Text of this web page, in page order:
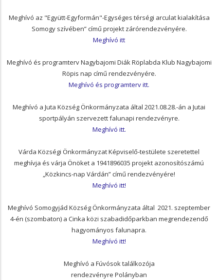
Meghívó az "Együtt-Egyformán"-Egységes térségi arculat kialakítása
Somogy szívében” című projekt zárórendezvényére.
Meghívó itt
Meghívó és programterv Nagybajomi Diák Röplabda Klub Nagybajomi
Röpis nap című rendezvényére.
Meghívó és programterv itt.
Meghívó a Juta Község Önkormányzata által 2021.08.28.-án a Jutai
sportpályán szervezett falunapi rendezvényre.
Meghívó itt.
Várda Községi Önkormányzat Képviselő-testülete szeretettel
meghívja és várja Önöket a 1941896035 projekt azonosítószámú
„Közkincs-nap Várdán” című rendezvényére!
Meghívó itt!
Meghívó Somogyjád Község Önkormányzata által 2021. szeptember
4-én (szombaton) a Cinka közi szabadidőparkban megrendezendő
hagyományos falunapra.
Meghívó itt!
Meghívó a Fúvósok találkozója
rendezvényre Polányban